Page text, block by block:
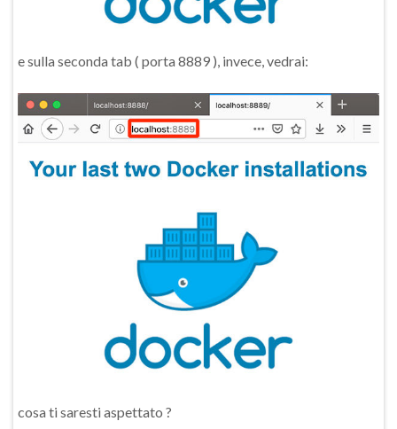
e sulla seconda tab ( porta 8889 ), invece, vedrai:
cosa ti saresti aspettato ?